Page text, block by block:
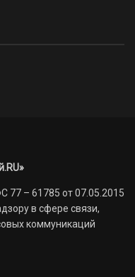
– 61785 от 07.05.2015
в сфере связи,
коммуникаций